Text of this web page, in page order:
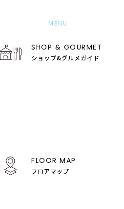
MENU
SHOP & GOURMET
ショップ&グルメガイド
FLOOR MAP
フロアマップ